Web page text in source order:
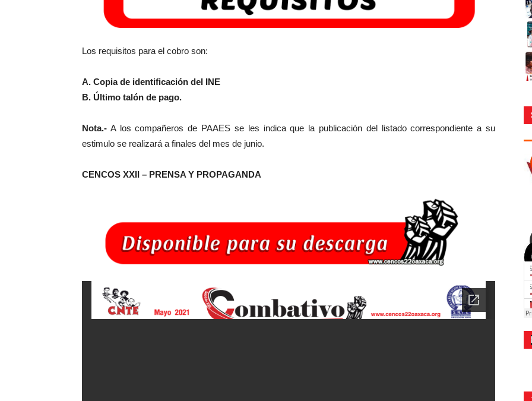
Los requisitos para el cobro son:
A. Copia de identificación del INE
B. Último talón de pago.
Nota.- A los compañeros de PAAES se les indica que la publicación del listado correspondiente a su
estimulo se realizará a finales del mes de junio.
CENCOS XXII – PRENSA Y PROPAGANDA